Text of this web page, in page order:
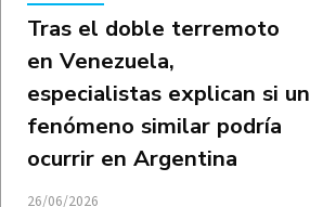
Tras el doble terremoto
en Venezuela,
especialistas explican si un
fenómeno similar podría
ocurrir en Argentina
26/06/2026